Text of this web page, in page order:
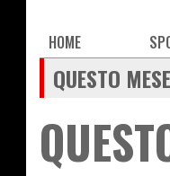
Main
navigation
HOME
QUESTO